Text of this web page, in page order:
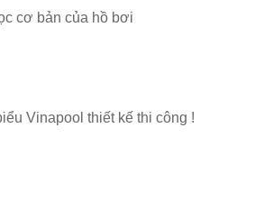
cơ bản của hồ bơi
Vinapool thiết kế thi công !